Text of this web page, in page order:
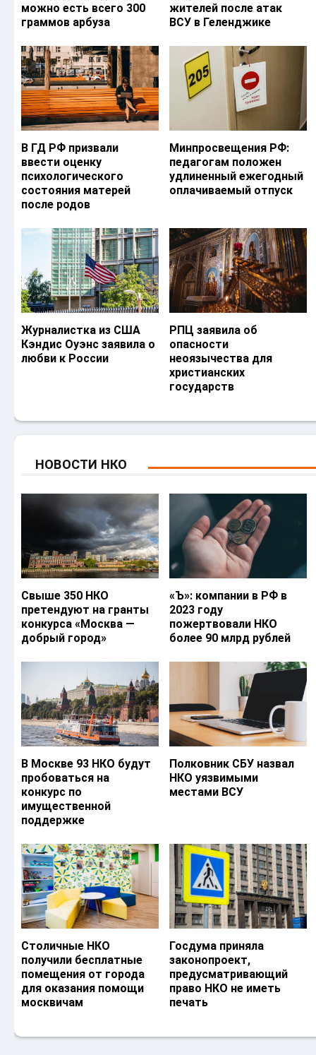
можно есть всего 300
граммов арбуза
жителей после атак
ВСУ в Геленджике
В ГД РФ призвали
ввести оценку
психологического
состояния матерей
после родов
Минпросвещения РФ:
педагогам положен
удлиненный ежегодный
оплачиваемый отпуск
Журналистка из США
Кэндис Оуэнс заявила о
любви к России
РПЦ заявила об
опасности
неоязычества для
христианских
государств
НОВОСТИ НКО
Свыше 350 НКО
претендуют на гранты
конкурса «Москва —
добрый город»
«Ъ‎»: компании в РФ в
2023 году
пожертвовали НКО
более 90 млрд рублей
В Москве 93 НКО будут
пробоваться на
конкурс по
имущественной
поддержке
Полковник СБУ назвал
НКО уязвимыми
местами ВСУ
Столичные НКО
получили бесплатные
помещения от города
для оказания помощи
москвичам
Госдума приняла
законопроект,
предусматривающий
право НКО не иметь
печать